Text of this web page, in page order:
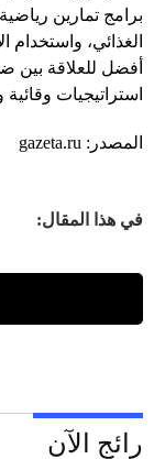
برامج تمارين
الغذائي،
أفضل للعلاقة بين
استراتيجيات
المصدر: gazeta.ru
في هذا المقال:
رائج الآن